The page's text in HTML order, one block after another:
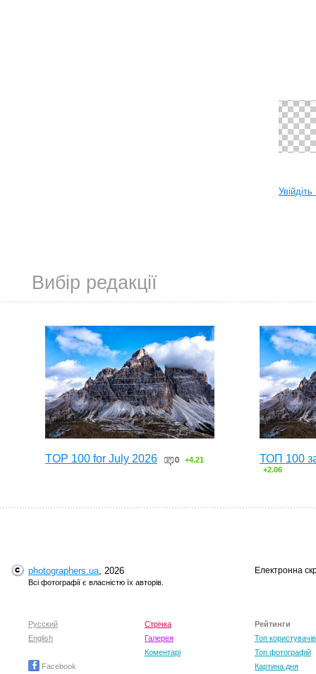
Вибір редакції
TOP 100 for July 2026 0 +4.21 ТОП 100
+2.06
photographers.ua, 2026
Всі фотографії є власністю їх авторів.
Електронна
Русский
English
Facebook
Стрічка
Галерея
Коментарі
Рейтинги
Топ користувачів
Топ фотографій
Картина дня